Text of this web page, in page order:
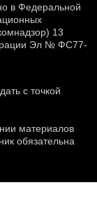
в Федеральной
13
Эл № ФС77-
с точкой
материалов
обязательна